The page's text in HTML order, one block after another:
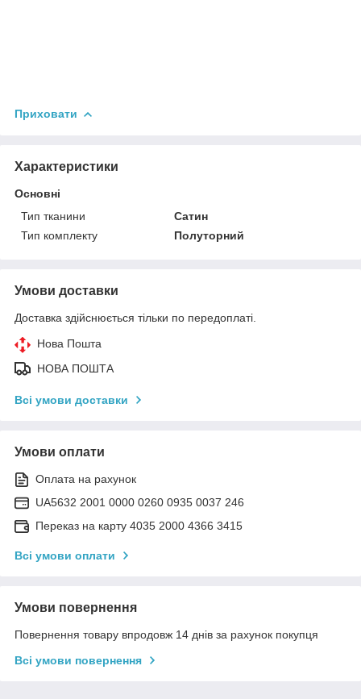
Приховати
Характеристики
Основні
Тип тканини
Сатин
Тип комплекту
Полуторний
Умови доставки
Доставка здійснюється тільки по передоплаті.
Нова Пошта
НОВА ПОШТА
Всі умови доставки
Умови оплати
Оплата на рахунок
UA5632 2001 0000 0260 0935 0037 246
Переказ на карту 4035 2000 4366 3415
Всі умови оплати
Умови повернення
Повернення товару впродовж 14 днів за рахунок покупця
Всі умови повернення